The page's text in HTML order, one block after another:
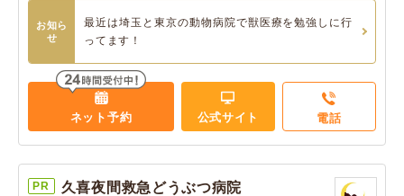
お知ら
せ
最近は埼玉と東京の動物病院で獣医療を勉強しに行
ってます！
ネット予約 公式サイト 電話
PR 久喜夜間救急どうぶつ病院